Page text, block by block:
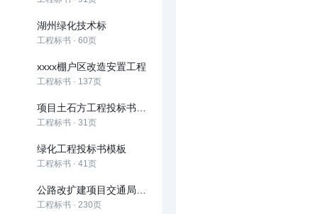
湖州绿化技术标
工程标书 · 60页
xxxx棚户区改造安置工程
工程标书 · 137页
工程标书 · 31页
绿化工程投标书模板
工程标书 · 41页
工程标书 · 230页